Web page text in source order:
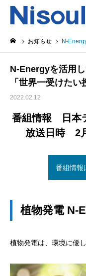
お知らせ N-Energyを活
N-Energyを活用
「世界一受けた
2022.02.12
番組情報 日本
放送日時 2
番組情報
植物発電 N-
植物発電は、環境に優